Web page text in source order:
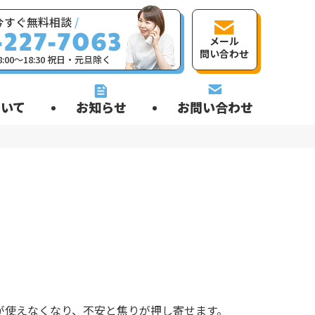
て お知らせ お問い合わせ
すぐ無料相談 /
〜18:30 祝日・元旦除く
メール
問い合わせ
えなくなり、不安と焦りが押し寄せます。